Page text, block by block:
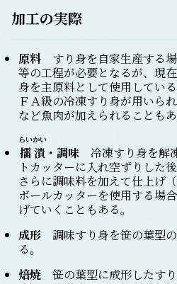
加工の実際
原料
すり身を自家生産する
等の工程が必要となるが、現
身を主原料として使用してい
ＦＡ級の冷凍すり身が用いら
など魚肉が加えられることもあ
擂潰
らいかい
・調味 冷凍すり身を解
トカッターに入れ空ずりした
さらに調味料を加えて仕上げ
ボールカッターを使用する場
げていくこともある。
成形 調味すり身を笹の葉型
る。
焙焼 笹の葉型に成形したす